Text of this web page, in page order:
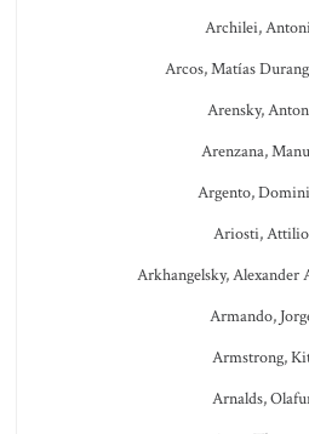
Archilei,
Arcos, Matías
Arensky, Anton
Arenzana,
Argento,
Ariosti, Attilio
Arkhangelsky, Alexander
Armando,
Armstrong,
Arnalds,